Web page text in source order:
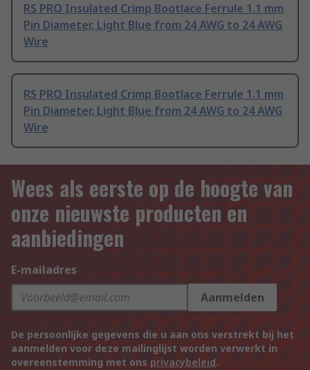
RS PRO Insulated Crimp Bootlace Ferrule 1.1 mm
Pin Diameter, Light Blue from 24 AWG to 24 AWG
Wire
RS PRO Insulated Crimp Bootlace Ferrule 1.1 mm
Pin Diameter, Light Blue from 24 AWG to 24 AWG
Wire
Wees als eerste op de hoogte van
onze nieuwste producten en
aanbiedingen
E-mailadres
Aanmelden
De persoonlijke gegevens die u aan ons verstrekt bij het
aanmelden voor deze mailinglijst worden verwerkt in
overeenstemming met ons privacybeleid.